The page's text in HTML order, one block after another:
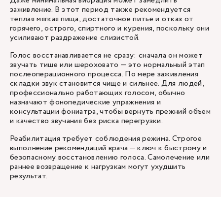
заживление. В этот период также рекомендуется
теплая мягкая пища, достаточное питье и отказ от
горячего, острого, спиртного и курения, поскольку они
усиливают раздражение слизистой.
Голос восстанавливается не сразу: сначала он может
звучать тише или шероховато — это нормальный этап
послеоперационного процесса. По мере заживления
складки звук становится чище и сильнее. Для людей,
профессионально работающих голосом, обычно
назначают фонопедические упражнения и
консультации фониатра, чтобы вернуть прежний объем
и качество звучания без риска перегрузки.
Реабилитация требует соблюдения режима. Строгое
выполнение рекомендаций врача — ключ к быстрому и
безопасному восстановлению голоса. Самолечение или
раннее возвращение к нагрузкам могут ухудшить
результат.